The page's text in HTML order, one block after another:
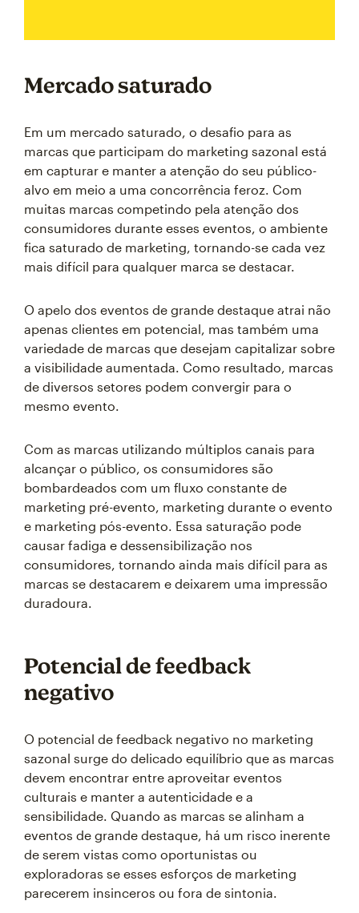
Mercado saturado
Em um mercado saturado, o desafio para as
marcas que participam do marketing sazonal está
em capturar e manter a atenção do seu público-
alvo em meio a uma concorrência feroz. Com
muitas marcas competindo pela atenção dos
consumidores durante esses eventos, o ambiente
fica saturado de marketing, tornando-se cada vez
mais difícil para qualquer marca se destacar.
O apelo dos eventos de grande destaque atrai não
apenas clientes em potencial, mas também uma
variedade de marcas que desejam capitalizar sobre
a visibilidade aumentada. Como resultado, marcas
de diversos setores podem convergir para o
mesmo evento.
Com as marcas utilizando múltiplos canais para
alcançar o público, os consumidores são
bombardeados com um fluxo constante de
marketing pré-evento, marketing durante o evento
e marketing pós-evento. Essa saturação pode
causar fadiga e dessensibilização nos
consumidores, tornando ainda mais difícil para as
marcas se destacarem e deixarem uma impressão
duradoura.
Potencial de feedback
negativo
O potencial de feedback negativo no marketing
sazonal surge do delicado equilíbrio que as marcas
devem encontrar entre aproveitar eventos
culturais e manter a autenticidade e a
sensibilidade. Quando as marcas se alinham a
eventos de grande destaque, há um risco inerente
de serem vistas como oportunistas ou
exploradoras se esses esforços de marketing
parecerem insinceros ou fora de sintonia.